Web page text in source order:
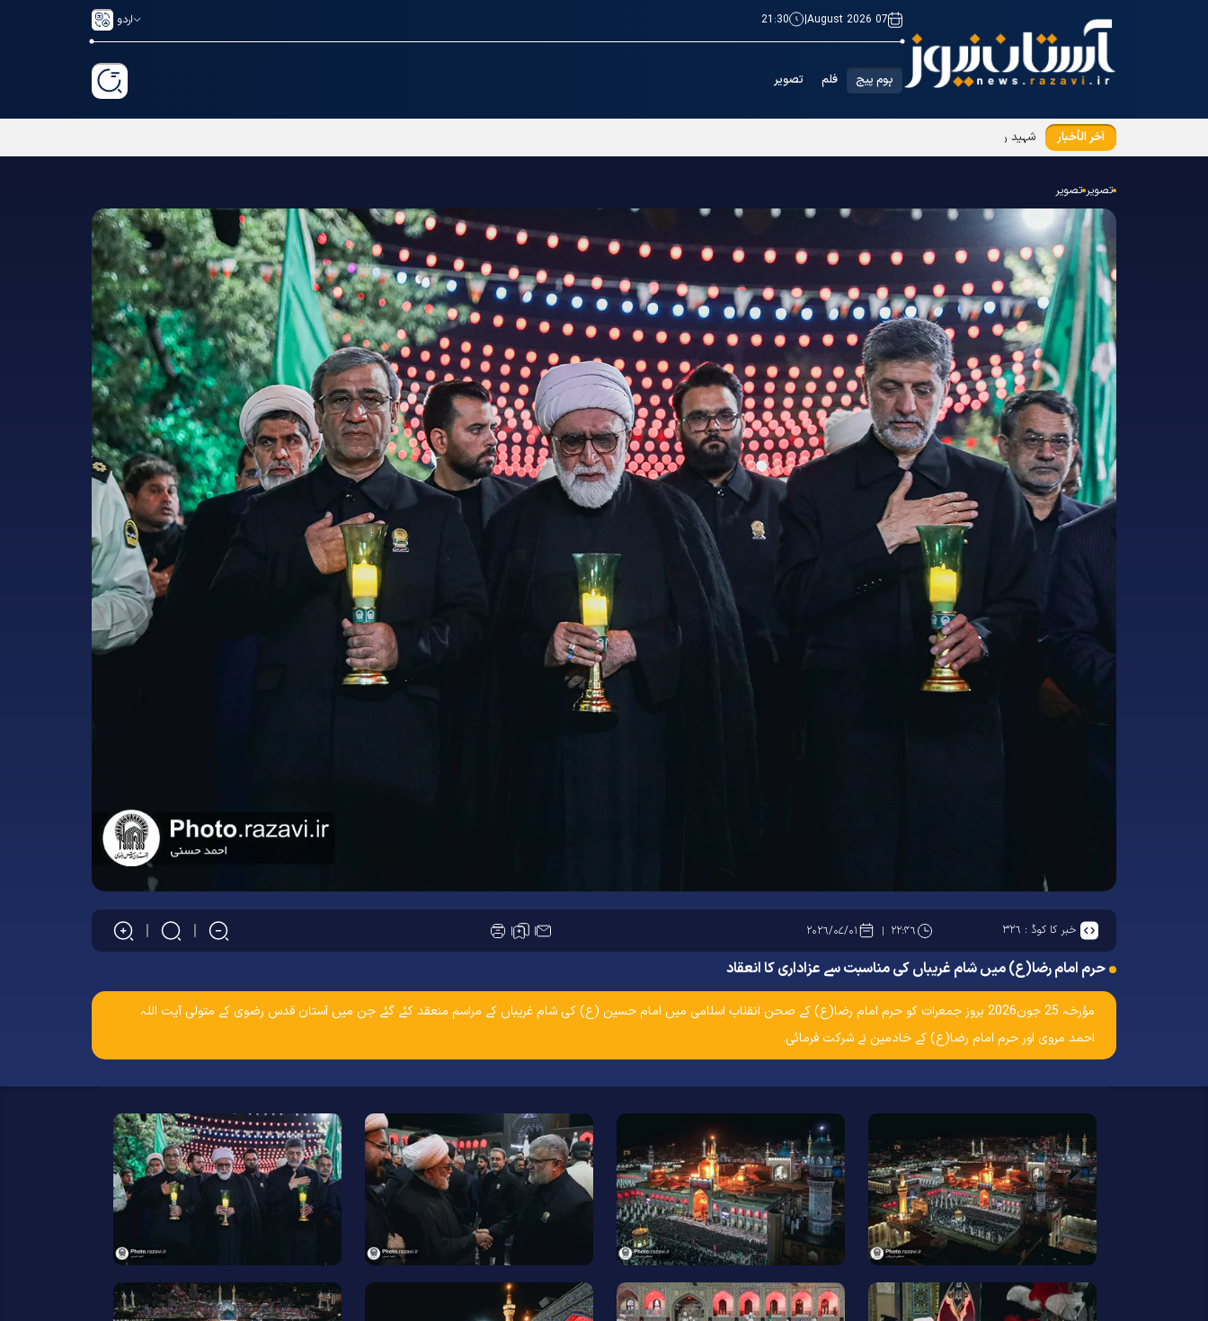
07 August 2026
|
21:30 اردو
ہوم پیج فلم تصویر
آخر الأخبار شہید رہبر انقلاب(رح) کے پاکیزہ پیکر کی تشیع جنازہ اور تدفین کے بعد روضہ منورہ امام رضا(ع) کے صحنوں اور ہالز کی دوبارہ بازگشائی
تصویر تصویر
خبر کا کوڈ : ۳۲۶ ۲۲:۴۶ ۲۰۲۶/۰۷/۰۱
حرم امام رضا(ع) میں شام غریباں کی مناسبت سے عزاداری کا انعقاد
مؤرخہ 25 جون2026 بروز جمعرات کو حرم امام رضا(ع) کے صحن انقلاب اسلامی میں امام حسین (ع) کی شام غریباں کے مراسم منعقد کئے گئے جن میں آستان قدس رضوی کے متولی آیت اللہ
احمد مروی اور حرم امام رضا(ع) کے خادمین نے شرکت فرمائی۔